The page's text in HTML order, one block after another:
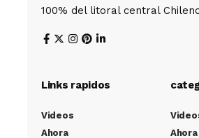
100% del litoral central
Links rapidos
Videos
Ahora
Ahora